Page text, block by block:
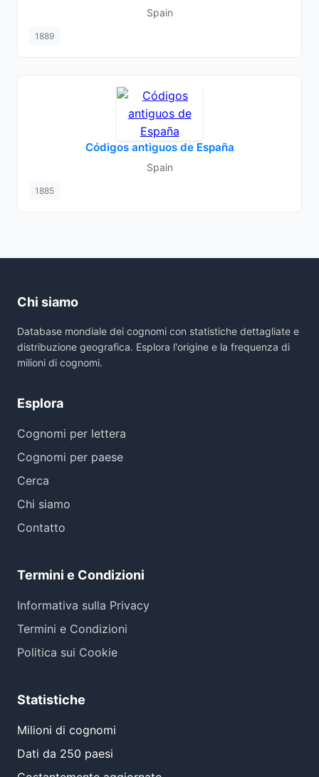
Spain
1889
Códigos antiguos de España
Spain
1885
Chi siamo
Database mondiale dei cognomi con statistiche dettagliate e
distribuzione geografica. Esplora l'origine e la frequenza di
milioni di cognomi.
Esplora
Cognomi per lettera
Cognomi per paese
Cerca
Chi siamo
Contatto
Termini e Condizioni
Informativa sulla Privacy
Termini e Condizioni
Politica sui Cookie
Statistiche
Milioni di cognomi
Dati da 250 paesi